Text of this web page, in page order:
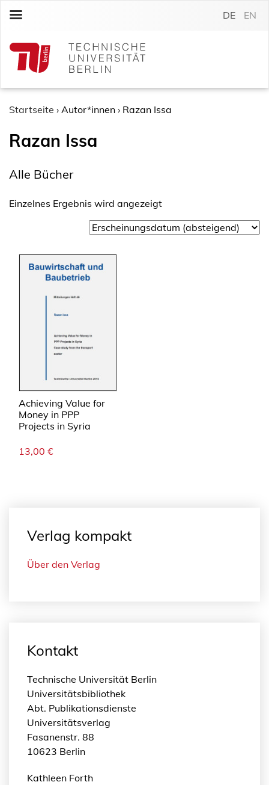
c
DE EN
Startseite › Autor*innen › Razan Issa
Razan Issa
Alle Bücher
Einzelnes Ergebnis wird angezeigt
Achieving Value for
Money in PPP
Projects in Syria
13,00 €
Verlag kompakt
Über den Verlag
Kontakt
Technische Universität Berlin
Universitätsbibliothek
Abt. Publikationsdienste
Universitätsverlag
Fasanenstr. 88
10623 Berlin
Kathleen Forth